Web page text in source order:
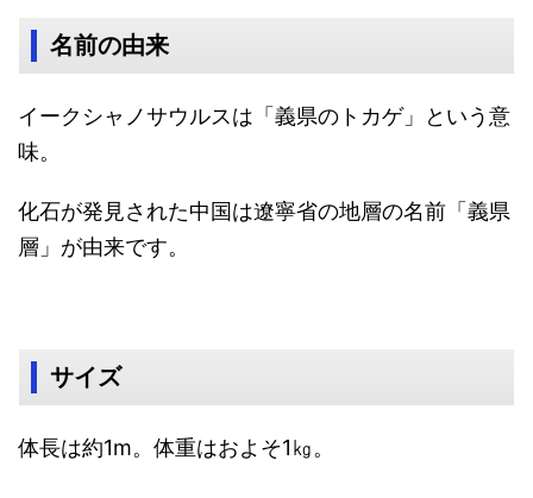
名前の由来
イークシャノサウルスは「義県のトカゲ」という意
味。
化石が発見された中国は遼寧省の地層の名前「義県
層」が由来です。
サイズ
体長は約1m。体重はおよそ1㎏。